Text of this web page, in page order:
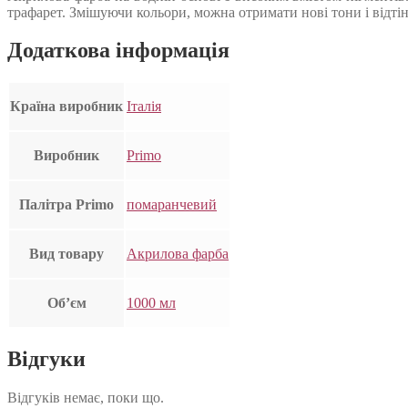
трафарет. Змішуючи кольори, можна отримати нові тони і
Додаткова інформація
Країна виробник Італія
Виробник Primo
Палітра Primo помаранчевий
Вид товару Акрилова фарба
Об’єм 1000 мл
Відгуки
Відгуків немає, поки що.